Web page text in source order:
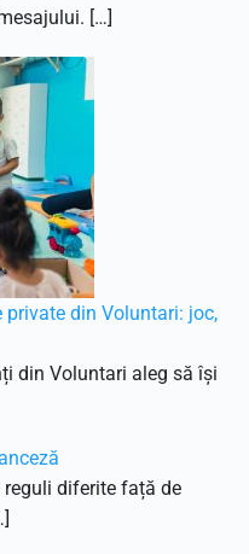
[…]
din Voluntari: joc,
din Voluntari aleg să își
diferite față de